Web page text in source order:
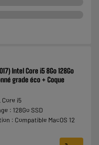
Intel Core i5 8Go 128Go
grade éco + Coque
Core i5
: 128Go SSD
: Compatible MacOS 12